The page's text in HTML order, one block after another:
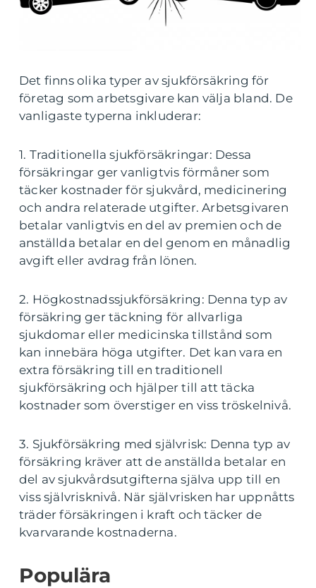
Det finns olika typer av sjukförsäkring för
företag som arbetsgivare kan välja bland. De
vanligaste typerna inkluderar:
1. Traditionella sjukförsäkringar: Dessa
försäkringar ger vanligtvis förmåner som
täcker kostnader för sjukvård, medicinering
och andra relaterade utgifter. Arbetsgivaren
betalar vanligtvis en del av premien och de
anställda betalar en del genom en månadlig
avgift eller avdrag från lönen.
2. Högkostnadssjukförsäkring: Denna typ av
försäkring ger täckning för allvarliga
sjukdomar eller medicinska tillstånd som
kan innebära höga utgifter. Det kan vara en
extra försäkring till en traditionell
sjukförsäkring och hjälper till att täcka
kostnader som överstiger en viss tröskelnivå.
3. Sjukförsäkring med självrisk: Denna typ av
försäkring kräver att de anställda betalar en
del av sjukvårdsutgifterna själva upp till en
viss självrisknivå. När självrisken har uppnåtts
träder försäkringen i kraft och täcker de
kvarvarande kostnaderna.
Populära